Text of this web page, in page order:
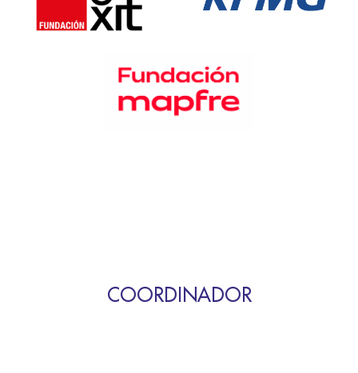
COORDINADOR